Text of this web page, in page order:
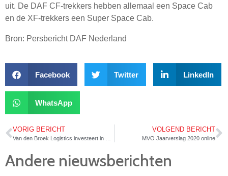
uit. De DAF CF-trekkers hebben allemaal een Space Cab
en de XF-trekkers een Super Space Cab.
Bron: Persbericht DAF Nederland
Facebook Twitter LinkedIn
WhatsApp
VORIG BERICHT
Van den Broek Logistics investeert in 15 nieuwe trucks!
VOLGEND BERICHT
MVO Jaarverslag 2020 online
Andere nieuwsberichten